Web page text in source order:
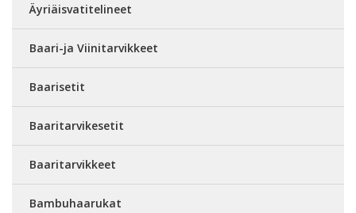
Äyriäisvatitelineet
Baari-ja Viinitarvikkeet
Baarisetit
Baaritarvikesetit
Baaritarvikkeet
Bambuhaarukat